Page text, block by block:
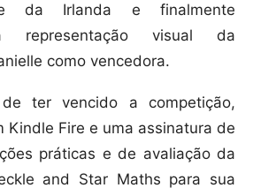
da Irlanda e finalmente
representação visual da
como vencedora.
ter vencido a competição,
Kindle Fire e uma assinatura de
práticas e de avaliação da
and Star Maths para sua